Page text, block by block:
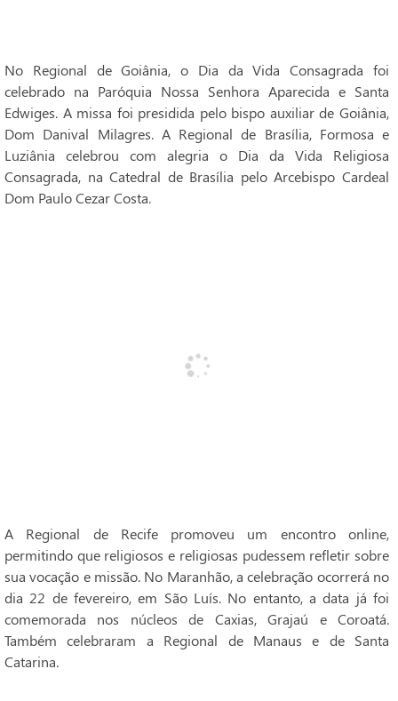
No Regional de Goiânia, o Dia da Vida Consagrada foi
celebrado na Paróquia Nossa Senhora Aparecida e Santa
Edwiges. A missa foi presidida pelo bispo auxiliar de Goiânia,
Dom Danival Milagres. A Regional de Brasília, Formosa e
Luziânia celebrou com alegria o Dia da Vida Religiosa
Consagrada, na Catedral de Brasília pelo Arcebispo Cardeal
Dom Paulo Cezar Costa.
A Regional de Recife promoveu um encontro online,
permitindo que religiosos e religiosas pudessem refletir sobre
sua vocação e missão. No Maranhão, a celebração ocorrerá no
dia 22 de fevereiro, em São Luís. No entanto, a data já foi
comemorada nos núcleos de Caxias, Grajaú e Coroatá.
Também celebraram a Regional de Manaus e de Santa
Catarina.